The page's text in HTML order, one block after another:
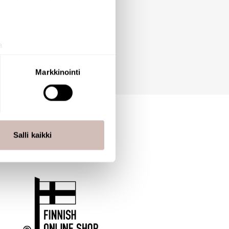
. Voit muuttaa
alan
tietoja muihin tietoihin, joita
Markkinointi
Salli kaikki